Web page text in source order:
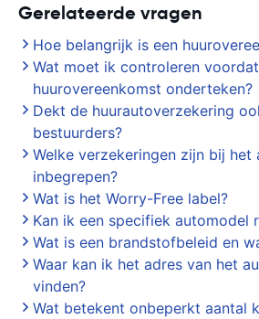
Gerelateerde vragen
Hoe belangrijk is een
Wat moet ik controleren
huurovereenkomst onderteken?
Dekt de huurautoverzekering
bestuurders?
Welke verzekeringen zijn bij het
inbegrepen?
Wat is het Worry-Free label?
Kan ik een specifiek automodel
Wat is een brandstofbeleid en
Waar kan ik het adres van het
vinden?
Wat betekent onbeperkt aantal